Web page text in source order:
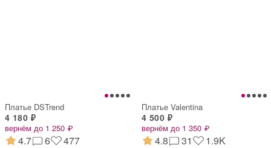
Платье DSTrend
4 180 ₽
вернём до 1 250 ₽
4.7 6 477
Платье Valentina
4 500 ₽
вернём до 1 350 ₽
4.8 31 1.9K